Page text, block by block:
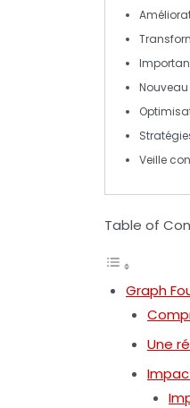
Veille
Table of
Graph
Une